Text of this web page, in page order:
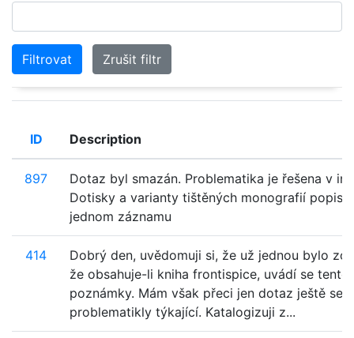
Filtrovat Zrušit filtr
ID Description
897
Dotaz byl smazán. Problematika je řešena v
Dotisky a varianty tištěných monografií
jednom záznamu
414
Dobrý den, uvědomuji si, že už jednou bylo
že obsahuje-li kniha frontispice, uvádí se tento
poznámky. Mám však přeci jen dotaz ještě se
problematikly týkající. Katalogizuji z...